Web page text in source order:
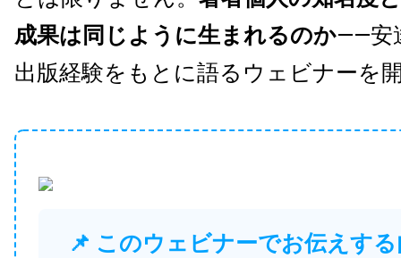
成果は同じように生まれるのか——安
出版経験をもとに語るウェビナーを
📌 このウェビナーでお伝えす